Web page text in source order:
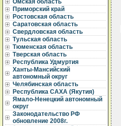
Омская область
Приморский край
Ростовская область
Саратовская область
Свердловская область
Тульская область
Тюменская область
Тверская область
Республика Удмуртия
Ханты-Мансийский
автономный округ
Челябинская область
Республика САХА (Якутия)
Ямало-Ненецкий автономный
округ
Законодательство РФ
обновление 2008г.